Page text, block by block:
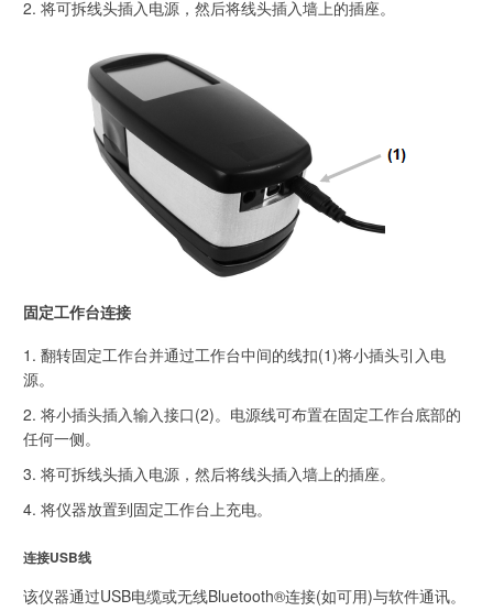
将可拆线头插入电源，然后将线头插入墙上的插座。
固定工作台连接
翻转固定工作台并通过工作台中间的线扣(1)将小插头引入电
源。
将小插头插入输入接口(2)。电源线可布置在固定工作台底部的
任何一侧。
将可拆线头插入电源，然后将线头插入墙上的插座。
将仪器放置到固定工作台上充电。
连接USB线
该仪器通过USB电缆或无线Bluetooth®连接(如可用)与软件通讯。